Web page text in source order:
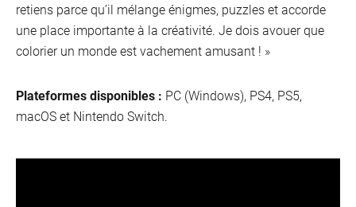
retiens parce qu’il mélange énigmes, puzzles et accorde
une place importante à la créativité. Je dois avouer que
colorier un monde est vachement amusant ! »
Plateformes disponibles : PC (Windows), PS4, PS5,
macOS et Nintendo Switch.